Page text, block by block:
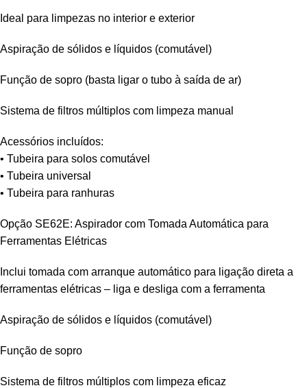
Ideal para limpezas no interior e exterior
Aspiração de sólidos e líquidos (comutável)
Função de sopro (basta ligar o tubo à saída de ar)
Sistema de filtros múltiplos com limpeza manual
Acessórios incluídos:
• Tubeira para solos comutável
• Tubeira universal
• Tubeira para ranhuras
Opção SE62E: Aspirador com Tomada Automática para
Ferramentas Elétricas
Inclui tomada com arranque automático para ligação direta a
ferramentas elétricas – liga e desliga com a ferramenta
Aspiração de sólidos e líquidos (comutável)
Função de sopro
Sistema de filtros múltiplos com limpeza eficaz